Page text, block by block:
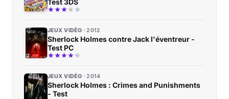
Test 3DS
JEUX VIDÉO 2012
Sherlock Holmes contre Jack l'éventreur -
Test PC
JEUX VIDÉO 2014
Sherlock Holmes : Crimes and Punishments
- Test